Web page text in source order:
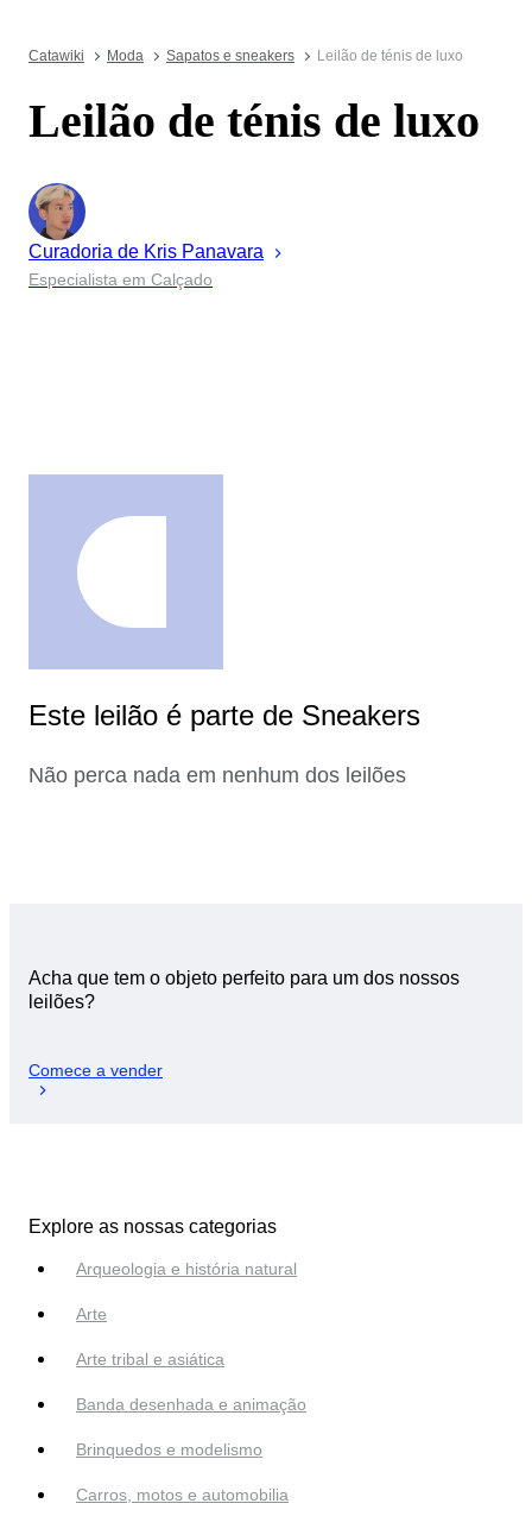
Catawiki Moda Sapatos e sneakers Leilão de ténis de luxo
Leilão de ténis de luxo
Curadoria de Kris Panavara
Especialista em Calçado
Este leilão é parte de Sneakers
Não perca nada em nenhum dos leilões
Acha que tem o objeto perfeito para um dos nossos
leilões?
Comece a vender
Explore as nossas categorias
Arqueologia e história natural
Arte
Arte tribal e asiática
Banda desenhada e animação
Brinquedos e modelismo
Carros, motos e automobilia